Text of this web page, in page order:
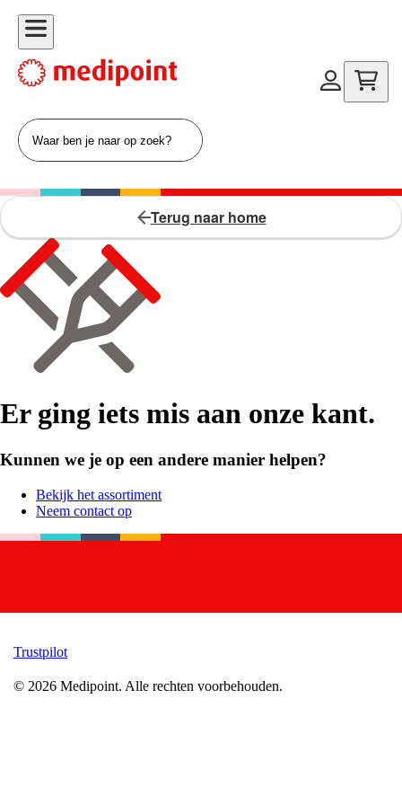
Terug naar home
Er ging iets mis aan onze kant.
Kunnen we je op een andere manier helpen?
Bekijk het assortiment
Neem contact op
Trustpilot
© 2026 Medipoint. Alle rechten voorbehouden.